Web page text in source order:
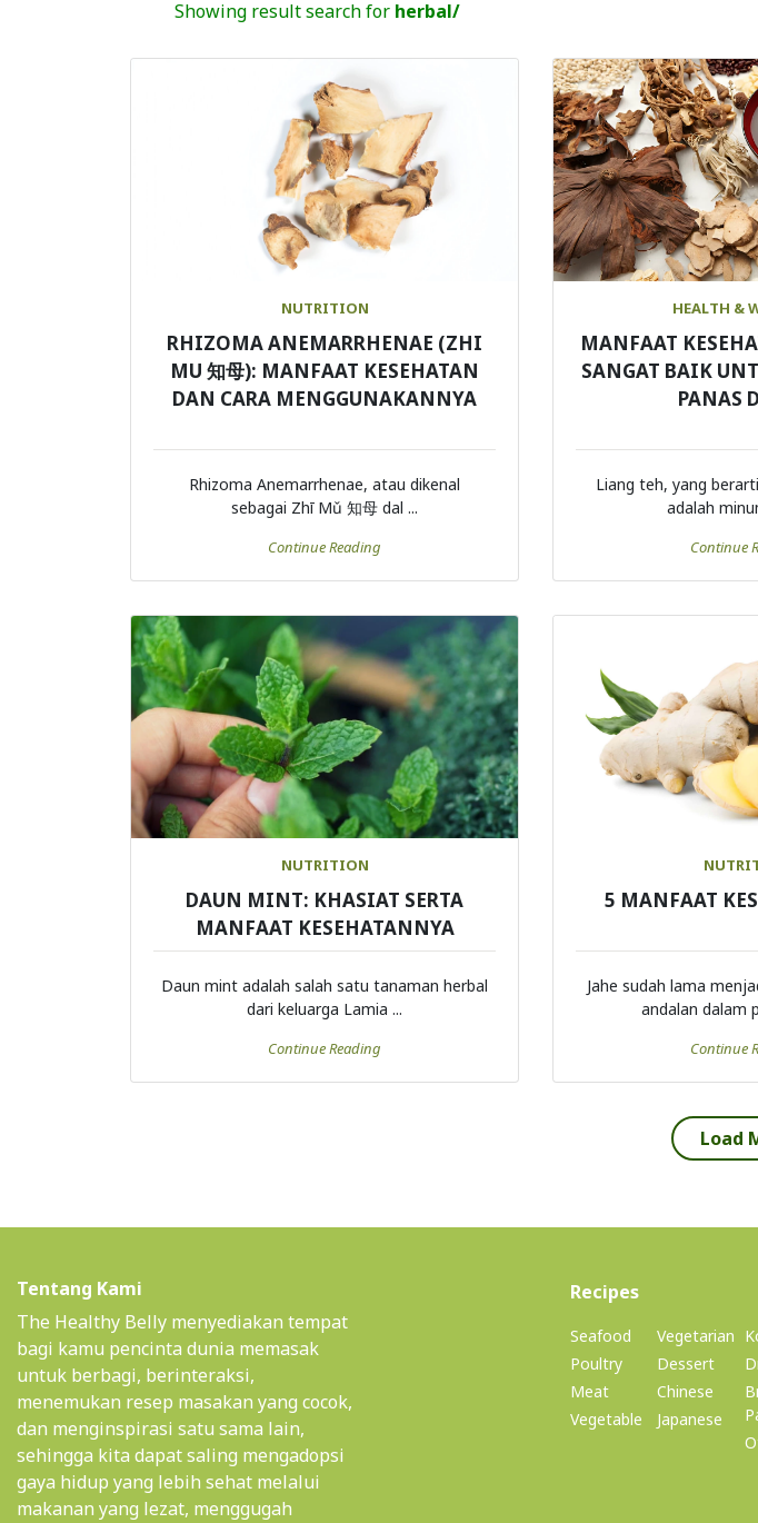
NUTRITION
RHIZOMA ANEMARRHENAE (ZHI
MU 知母): MANFAAT KESEHATAN
DAN CARA MENGGUNAKANNYA
Rhizoma Anemarrhenae, atau dikenal
Continue Reading
HEALTH &
MANFAAT
SANGAT BAIK
PANAS
Liang teh, yang
Continue
NUTRITION
DAUN MINT: KHASIAT SERTA
MANFAAT KESEHATANNYA
Daun mint adalah salah satu tanaman herbal
dari keluarga Lamia ...
Continue Reading
5 MANFAAT
Jahe sudah lama
andalan dalam
Continue
Load
Tentang Kami
The Healthy Belly menyediakan tempat
bagi kamu pencinta dunia memasak
untuk berbagi, berinteraksi,
menemukan resep masakan yang cocok,
dan menginspirasi satu sama lain,
sehingga kita dapat saling mengadopsi
gaya hidup yang lebih sehat melalui
makanan yang lezat, menggugah
Recipes(current)
Seafood
Poultry
Meat
Vegetable
Vegetarian
Dessert
Chinese
Japanese